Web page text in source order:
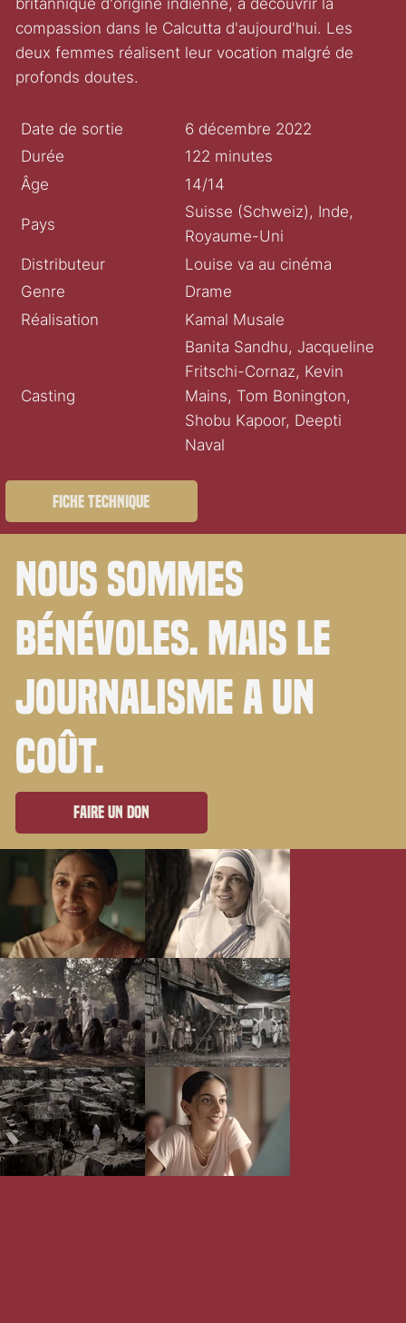
compassion dans le Calcutta d'aujourd'hui. Les
deux femmes réalisent leur vocation malgré de
profonds doutes.
Date de sortie
6 décembre 2022
Durée
122 minutes
Âge
14/14
Pays
Suisse (Schweiz), Inde,
Royaume-Uni
Distributeur
Louise va au cinéma
Genre
Drame
Réalisation
Kamal Musale
Casting
Banita Sandhu, Jacqueline
Fritschi-Cornaz, Kevin
Mains, Tom Bonington,
Shobu Kapoor, Deepti
Naval
Fiche technique
Nous sommes
bénévoles. Mais le
journalisme a un
coût.
Faire un don